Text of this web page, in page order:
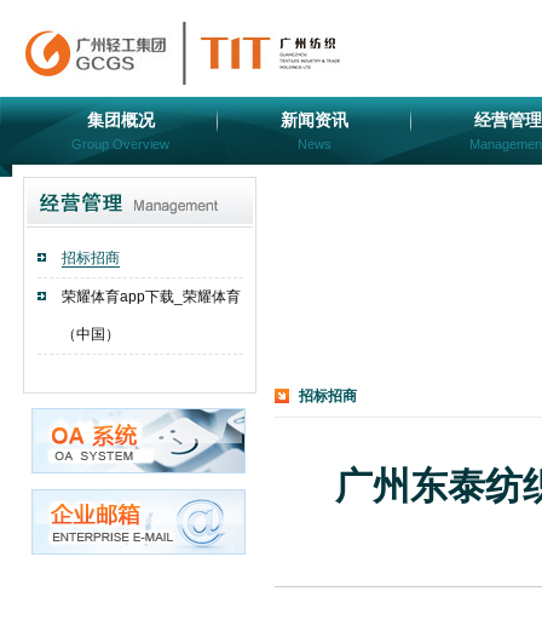
集团概况
Group Overview
新闻资讯
News
经营管理
招标招商
荣耀体育app下载_荣耀体育
（中国）
招标招商
广州东泰纺